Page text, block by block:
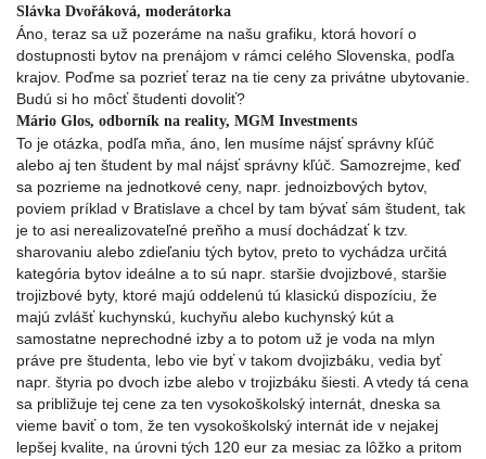
Slávka Dvořáková, moderátorka
Áno, teraz sa už pozeráme na našu grafiku, ktorá hovorí o
dostupnosti bytov na prenájom v rámci celého Slovenska, podľa
krajov. Poďme sa pozrieť teraz na tie ceny za privátne ubytovanie.
Budú si ho môcť študenti dovoliť?
Mário Glos, odborník na reality, MGM Investments
To je otázka, podľa mňa, áno, len musíme nájsť správny kľúč
alebo aj ten študent by mal nájsť správny kľúč. Samozrejme, keď
sa pozrieme na jednotkové ceny, napr. jednoizbových bytov,
poviem príklad v Bratislave a chcel by tam bývať sám študent, tak
je to asi nerealizovateľné preňho a musí dochádzať k tzv.
sharovaniu alebo zdieľaniu tých bytov, preto to vychádza určitá
kategória bytov ideálne a to sú napr. staršie dvojizbové, staršie
trojizbové byty, ktoré majú oddelenú tú klasickú dispozíciu, že
majú zvlášť kuchynskú, kuchyňu alebo kuchynský kút a
samostatne neprechodné izby a to potom už je voda na mlyn
práve pre študenta, lebo vie byť v takom dvojizbáku, vedia byť
napr. štyria po dvoch izbe alebo v trojizbáku šiesti. A vtedy tá cena
sa približuje tej cene za ten vysokoškolský internát, dneska sa
vieme baviť o tom, že ten vysokoškolský internát ide v nejakej
lepšej kvalite, na úrovni tých 120 eur za mesiac za lôžko a pritom